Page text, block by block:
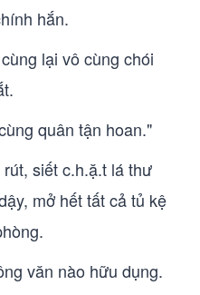
hắn.
lại vô cùng chói
quân tận hoan."
siết c.h.ặ.t lá thư
mở hết tất cả tủ kệ
văn nào hữu dụng.